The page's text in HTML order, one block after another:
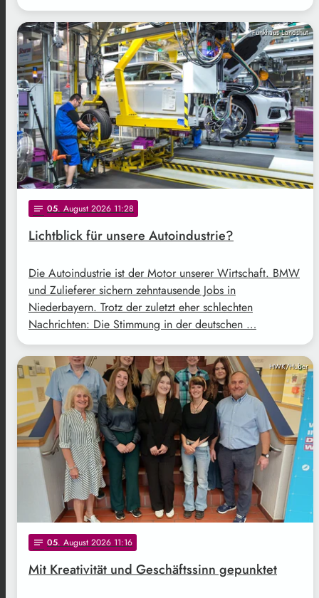
Funkhaus Landshut
notes 05. August 2026 11:28
Lichtblick für unsere Autoindustrie?
Die Autoindustrie ist der Motor unserer Wirtschaft. BMW
und Zulieferer sichern zehntausende Jobs in
Niederbayern. Trotz der zuletzt eher schlechten
Nachrichten: Die Stimmung in der deutschen …
HWK/Huber
notes 05. August 2026 11:16
Mit Kreativität und Geschäftssinn gepunktet